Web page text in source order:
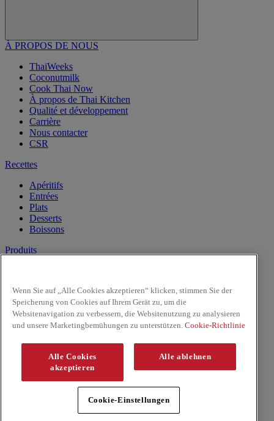
À PROPOS DE NOUS
ThaiWeeks
Coconutmilk
Cook Thai Now
À propos de Thai Kitchen
Qualité et développement
Carrière
Nous contacter
CSR
Recettes
Apéritifs
Entrées
Plats
Desserts
Boissons
Produits
Riz & Nouilles
Sauces prêtes à l'emploi
Sauces
Youtube
Copyright © 2026 ThaiKitchen (McCormick & Company, Inc).
Tous droits réservés
Règles de confidentialité
Politique relative aux cookies
Wenn Sie auf „Alle Cookies akzeptieren“ klicken, stimmen Sie der
Speicherung von Cookies auf Ihrem Gerät zu, um die
Websitenavigation zu verbessern, die Websitenutzung zu analysieren
und unsere Marketingbemühungen zu unterstützen. Cookie-Richtlinie
Alle Cookies
akzeptieren
Alle ablehnen
Cookie-Einstellungen